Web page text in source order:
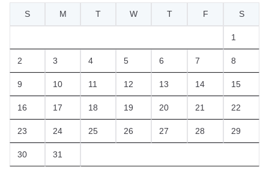
S
M T W T F S
1
2 3 4 5 6 7 8
9 10 11 12 13 14 15
16 17 18 19 20 21 22
23 24 25 26 27 28 29
30 31